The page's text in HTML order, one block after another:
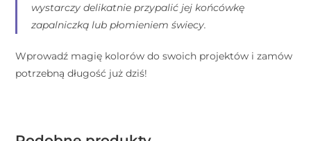
wystarczy delikatnie przypalić jej końcówkę
zapalniczką lub płomieniem świecy.
Wprowadź magię kolorów do swoich projektów i zamów
potrzebną długość już dziś!